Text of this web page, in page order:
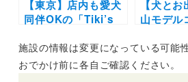
【東京】店内も愛犬
同伴OKの「Tiki’s
「NORTH SHORE
CAFÉ」が代々木公
【犬と
山モデル
泊まれる
蒜山ジャ
施設の情報は変更になっている可能
おでかけ前に各自ご確認ください。